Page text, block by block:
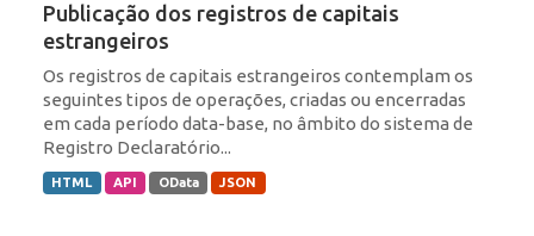
Publicação dos registros de capitais
estrangeiros
Os registros de capitais estrangeiros contemplam os
seguintes tipos de operações, criadas ou encerradas
em cada período data-base, no âmbito do sistema de
Registro Declaratório...
HTML API OData JSON